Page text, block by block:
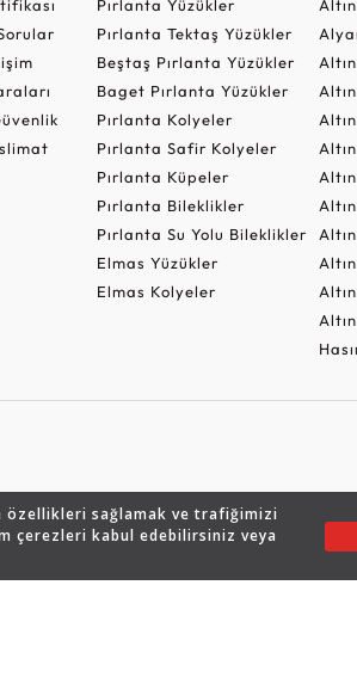
özellikleri sağlamak ve trafiğimizi
çerezleri kabul edebilirsiniz veya
Pırlanta Yüzükler
Pırlanta Tektaş Yüzükler
Beştaş Pırlanta Yüzükler
Baget Pırlanta Yüzükler
Pırlanta Kolyeler
Pırlanta Safir Kolyeler
Pırlanta Küpeler
Pırlanta Bileklikler
Pırlanta Su Yolu Bileklikler
Elmas Yüzükler
Elmas Kolyeler
Copyright © 2026 Assos Pırlanta - Bu